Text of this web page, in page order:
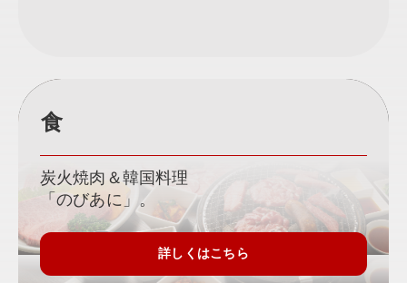
食
炭火焼肉＆韓国料理
「のびあに」。
詳しくはこちら